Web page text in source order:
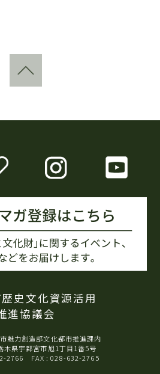
史文化資源活用
進協議会
魅力創造部文化都市推進課内
木県宇都宮市旭1丁目1番5号
2766 FAX : 028-632-2765